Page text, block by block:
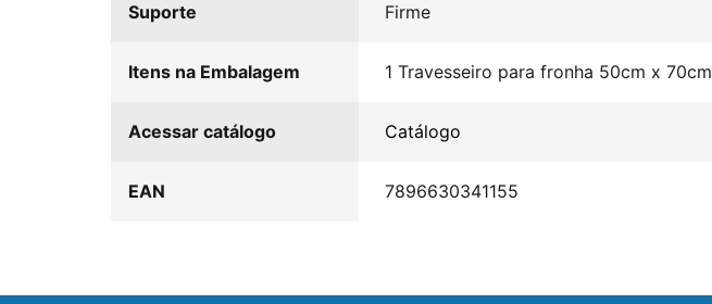
Suporte Firme
Itens na Embalagem 1 Travesseiro para fronha 50cm x 70cm
Acessar catálogo Catálogo
EAN 7896630341155